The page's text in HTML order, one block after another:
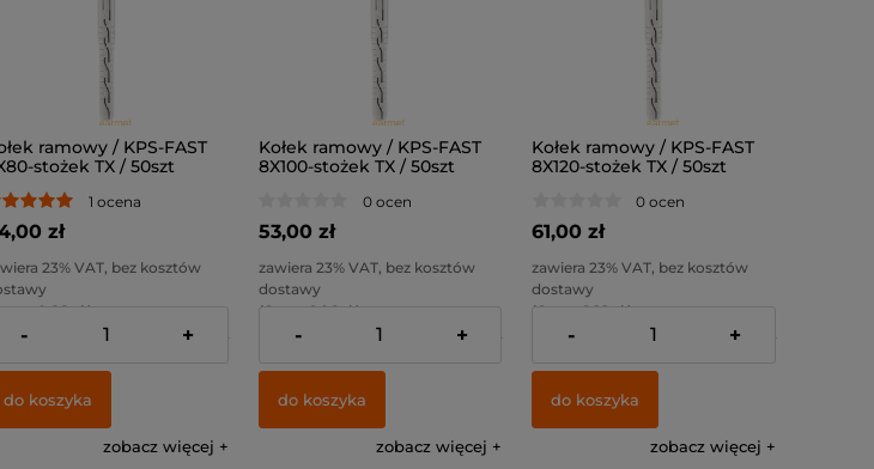
ramowy / KPS-FAST
stożek TX / 50szt
1 ocena
zł
23% VAT, bez kosztów
szt = 0,88 zł )
netto:
35,77 zł
- +
do koszyka
zobacz więcej
Kołek ramowy / KPS-FAST
8X100-stożek TX / 50szt
0 ocen
53,00 zł
zawiera 23% VAT, bez kosztów
dostawy
( 1 szt = 1,06 zł )
Cena netto:
43,09 zł
- +
do koszyka
zobacz więcej
Kołek ramowy / KPS-FAST
8X120-stożek TX / 50szt
0 ocen
61,00 zł
zawiera 23% VAT, bez kosztów
dostawy
( 1 szt = 1,22 zł )
Cena netto:
49,59 zł
- +
do koszyka
zobacz więcej